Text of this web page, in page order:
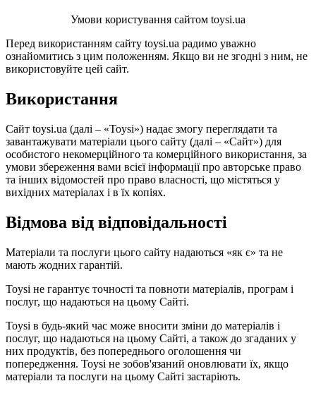
Умови користування сайтом toysi.ua
Перед використанням сайту toysi.ua радимо уважно
ознайомитись з цим положенням. Якщо ви не згодні з ним, не
використовуйте цей сайт.
Використання
Сайт toysi.ua (далі – «Toysi») надає змогу переглядати та
завантажувати матеріали цього сайту (далі – «Сайт») для
особистого некомерційного та комерційного використання, за
умови збереження вами всієї інформації про авторське право
та інших відомостей про право власності, що містяться у
вихідних матеріалах і в їх копіях.
Відмова від відповідальності
Матеріали та послуги цього сайту надаються «як є» та не
мають жодних гарантій.
Toysi не гарантує точності та повноти матеріалів, програм і
послуг, що надаються на цьому Сайті.
Toysi в будь-який час може вносити зміни до матеріалів і
послуг, що надаються на цьому Сайті, а також до згаданих у
них продуктів, без попереднього оголошення чи
попередження. Toysi не зобов'язаний оновлювати їх, якщо
матеріали та послуги на цьому Сайті застаріють.